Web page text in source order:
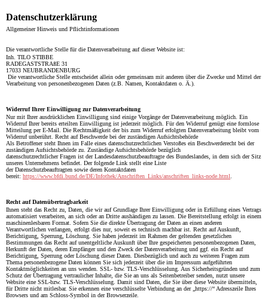
Datenschutzerklärung
Allgemeiner Hinweis und Pflichtinformationen
Die verantwortliche Stelle für die Datenverarbeitung auf dieser Website ist:
Inh. TILO STIBBE
RADEGASTSTRAßE 31
17033 NEUBRANDENBURG
Die verantwortliche Stelle entscheidet allein oder gemeinsam mit anderen über die Zwecke und Mittel der
Verarbeitung von personenbezogenen Daten (z.B. Namen, Kontaktdaten o. Ä.).
Widerruf Ihrer Einwilligung zur Datenverarbeitung
Nur mit Ihrer ausdrücklichen Einwilligung sind einige Vorgänge der Datenverarbeitung möglich. Ein
Widerruf Ihrer bereits erteilten Einwilligung ist jederzeit möglich. Für den Widerruf genügt eine formlose
Mitteilung per E-Mail. Die Rechtmäßigkeit der bis zum Widerruf erfolgten Datenverarbeitung bleibt vom
Widerruf unberührt. Recht auf Beschwerde bei der zuständigen Aufsichtsbehörde
Als Betroffener steht Ihnen im Falle eines datenschutzrechtlichen Verstoßes ein Beschwerderecht bei der
zuständigen Aufsichtsbehörde zu. Zuständige Aufsichtsbehörde bezüglich
datenschutzrechtlicher Fragen ist der Landesdatenschutzbeauftragte des Bundeslandes, in dem sich der Sitz
unseres Unternehmens befindet. Der folgende Link stellt eine Liste
der Datenschutzbeauftragten sowie deren Kontaktdaten
bereit: https://www.bfdi.bund.de/DE/Infothek/Anschriften_Links/anschriften_links-node.html
Recht auf Datenübertragbarkeit
Ihnen steht das Recht zu, Daten, die wir auf Grundlage Ihrer Einwilligung oder in Erfüllung eines Vertrags
automatisiert verarbeiten, an sich oder an Dritte aushändigen zu lassen. Die Bereitstellung erfolgt in einem
maschinenlesbaren Format. Sofern Sie die direkte Übertragung der Daten an einen anderen
Verantwortlichen verlangen, erfolgt dies nur, soweit es technisch machbar ist. Recht auf Auskunft,
Berichtigung, Sperrung, Löschung. Sie haben jederzeit im Rahmen der geltenden gesetzlichen
Bestimmungen das Recht auf unentgeltliche Auskunft über Ihre gespeicherten personenbezogenen Daten,
Herkunft der Daten, deren Empfänger und den Zweck der Datenverarbeitung und ggf. ein Recht auf
Berichtigung, Sperrung oder Löschung dieser Daten. Diesbezüglich und auch zu weiteren Fragen zum
Thema personenbezogene Daten können Sie sich jederzeit über die im Impressum aufgeführten
Kontaktmöglichkeiten an uns wenden. SSL- bzw. TLS-Verschlüsselung. Aus Sicherheitsgründen und zum
Schutz der Übertragung vertraulicher Inhalte, die Sie an uns als Seitenbetreiber senden, nutzt unsere
Website eine SSL-bzw. TLS-Verschlüsselung. Damit sind Daten, die Sie über diese Website übermitteln,
für Dritte nicht mitlesbar. Sie erkennen eine verschlüsselte Verbindung an der „https://“ Adresszeile Ihres
Browsers und am Schloss-Symbol in der Browserzeile.